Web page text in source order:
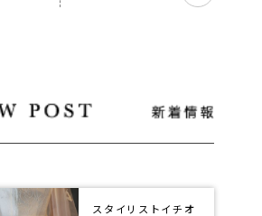
スタイリストイチオ